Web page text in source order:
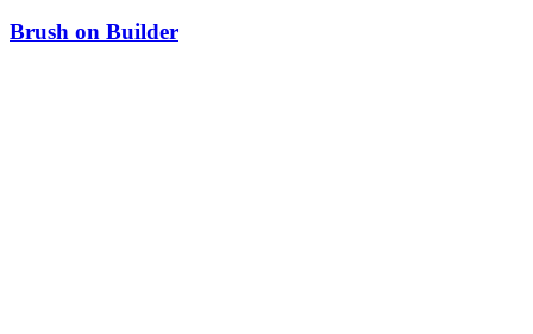
Brush on Builder